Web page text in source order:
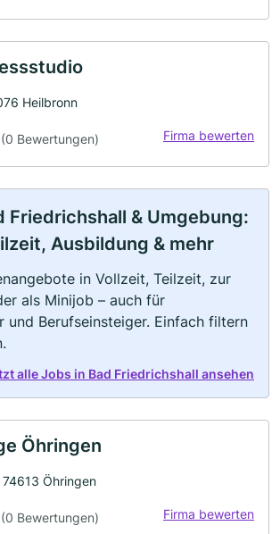
Heilbronn
(0 Bewertungen) Firma bewerten
Friedrichshall & Umgebung:
Ausbildung & mehr
in Vollzeit, Teilzeit, zur
als Minijob – auch für
und Berufseinsteiger. Einfach filtern
alle Jobs in Bad Friedrichshall ansehen
Öhringen
Öhringen
(0 Bewertungen) Firma bewerten